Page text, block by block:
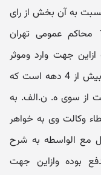
به آن بخش از رای
شماره 9401430-94/11/10 شعبه 116 محاکم عمومی تهران
جهت وارد وموثر
است که اولا دعوا از امور حسبی بوده که بیش از 4 دهه است که
از سوی ه. ن.الف. به
وکالت وی به خواهر
مع الواسطه به شرح
بوده وازاین جهت